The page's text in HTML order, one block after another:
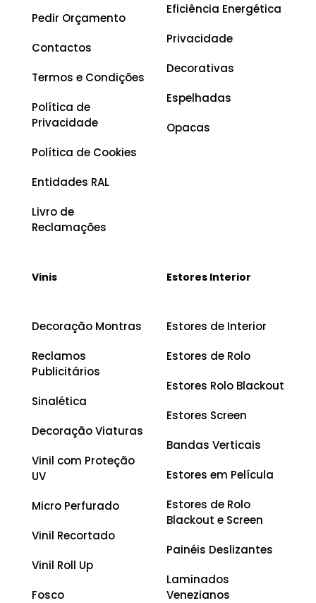
Pedir Orçamento
Contactos
Termos e Condições
Política de
Privacidade
Política de Cookies
Entidades RAL
Livro de
Reclamações
Eficiência Energética
Privacidade
Decorativas
Espelhadas
Opacas
Vinis
Decoração Montras
Reclamos
Publicitários
Sinalética
Decoração Viaturas
Vinil com Proteção
UV
Micro Perfurado
Vinil Recortado
Vinil Roll Up
Fosco
Estores Interior
Estores de Interior
Estores de Rolo
Estores Rolo Blackout
Estores Screen
Bandas Verticais
Estores em Película
Estores de Rolo
Blackout e Screen
Painéis Deslizantes
Laminados
Venezianos